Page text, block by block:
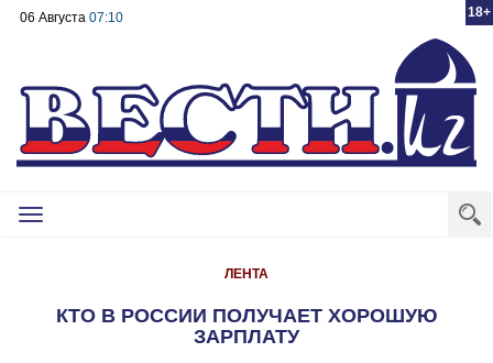
18+
06 Августа 07:10
Toggle
ЛЕНТА
КТО В РОССИИ ПОЛУЧАЕТ ХОРОШУЮ
ЗАРПЛАТУ